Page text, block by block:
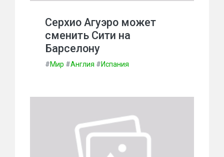
Серхио Агуэро может
сменить Сити на
Барселону
#Мир #Англия #Испания